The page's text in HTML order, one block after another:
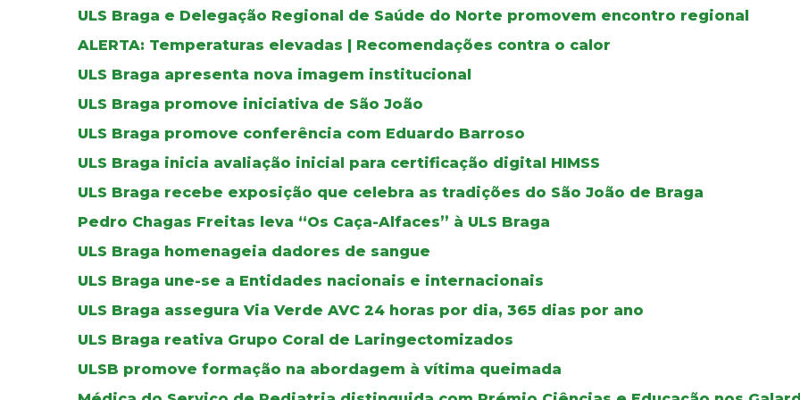
ULS Braga e Delegação Regional de Saúde do Norte promovem encontro regional
ALERTA: Temperaturas elevadas | Recomendações contra o calor
ULS Braga apresenta nova imagem institucional
ULS Braga promove iniciativa de São João
ULS Braga promove conferência com Eduardo Barroso
ULS Braga inicia avaliação inicial para certificação digital HIMSS
ULS Braga recebe exposição que celebra as tradições do São João de Braga
Pedro Chagas Freitas leva “Os Caça-Alfaces” à ULS Braga
ULS Braga homenageia dadores de sangue
ULS Braga une-se a Entidades nacionais e internacionais
ULS Braga assegura Via Verde AVC 24 horas por dia, 365 dias por ano
ULS Braga reativa Grupo Coral de Laringectomizados
ULSB promove formação na abordagem à vítima queimada